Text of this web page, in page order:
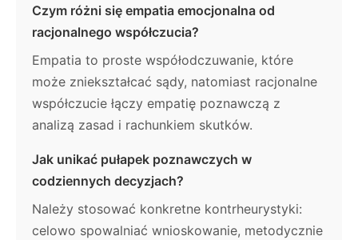
Czym różni się empatia emocjonalna od
racjonalnego współczucia?
Empatia to proste współodczuwanie, które
może zniekształcać sądy, natomiast racjonalne
współczucie łączy empatię poznawczą z
analizą zasad i rachunkiem skutków.
Jak unikać pułapek poznawczych w
codziennych decyzjach?
Należy stosować konkretne kontrheurystyki:
celowo spowalniać wnioskowanie, metodycznie